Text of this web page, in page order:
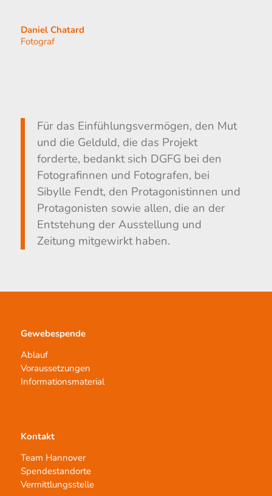
Daniel Chatard
Fotograf
Für das Einfühlungsvermögen, den Mut
und die Gelduld, die das Projekt
forderte, bedankt sich DGFG bei den
Fotografinnen und Fotografen, bei
Sibylle Fendt, den Protagonistinnen und
Protagonisten sowie allen, die an der
Entstehung der Ausstellung und
Zeitung mitgewirkt haben.
Gewebespende
Ablauf
Voraussetzungen
Informationsmaterial
Kontakt
Team Hannover
Spendestandorte
Vermittlungsstelle